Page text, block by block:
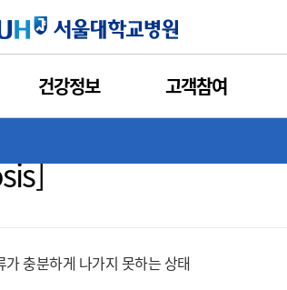
서울대학교병원
건강정보 고객참여
충분하게 나가지 못하는 상태